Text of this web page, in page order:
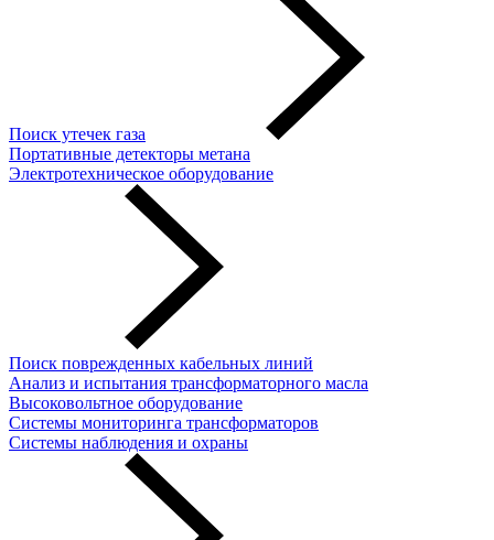
Поиск утечек газа
Портативные детекторы метана
Электротехническое оборудование
Поиск поврежденных кабельных линий
Анализ и испытания трансформаторного масла
Высоковольтное оборудование
Системы мониторинга трансформаторов
Системы наблюдения и охраны